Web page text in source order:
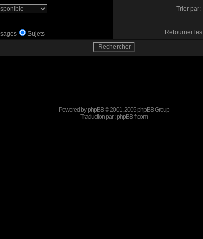
Trier par:
Sujets Retourner les
Powered byphpBB© 2001, 2005 phpBB Group
Traduction par :phpBB-fr.com